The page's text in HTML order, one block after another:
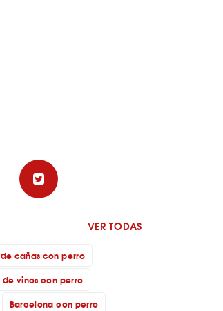
VER TODAS
de cañas con perro
de vinos con perro
Barcelona con perro